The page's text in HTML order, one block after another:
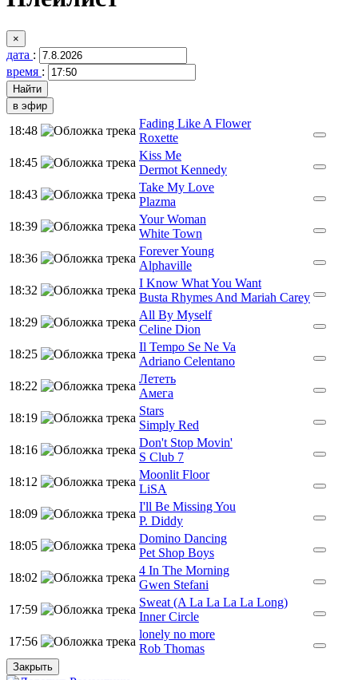
×
дата :
время :
в эфир
18:48
Fading Like A Flower
Roxette
18:45
Kiss Me
Dermot Kennedy
18:43
Take My Love
Plazma
18:39
Your Woman
White Town
18:36
Forever Young
Alphaville
18:32
I Know What You Want
Busta Rhymes And Mariah Carey
18:29
All By Myself
Celine Dion
18:25
Il Tempo Se Ne Va
Adriano Celentano
18:22
Лететь
Амега
18:19
Stars
Simply Red
18:16
Don't Stop Movin'
S Club 7
18:12
Moonlit Floor
LiSA
18:09
I'll Be Missing You
P. Diddy
18:05
Domino Dancing
Pet Shop Boys
18:02
4 In The Morning
Gwen Stefani
17:59
Sweat (A La La La La Long)
Inner Circle
17:56
lonely no more
Rob Thomas
Закрыть